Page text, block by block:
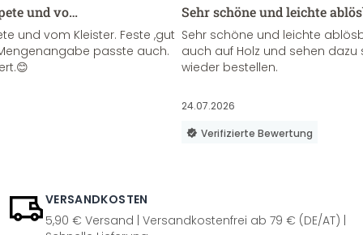
und vo…
und vom Kleister. Feste ,gut
passte auch.
Sehr schöne und leichte
Sehr schöne und leichte
auch auf Holz und sehen
wieder bestellen.
24.07.2026
Verifizierte Bewertung
VERSANDKOSTEN
5,90 € Versand | Versandkostenfrei ab 79 € (DE/AT) |